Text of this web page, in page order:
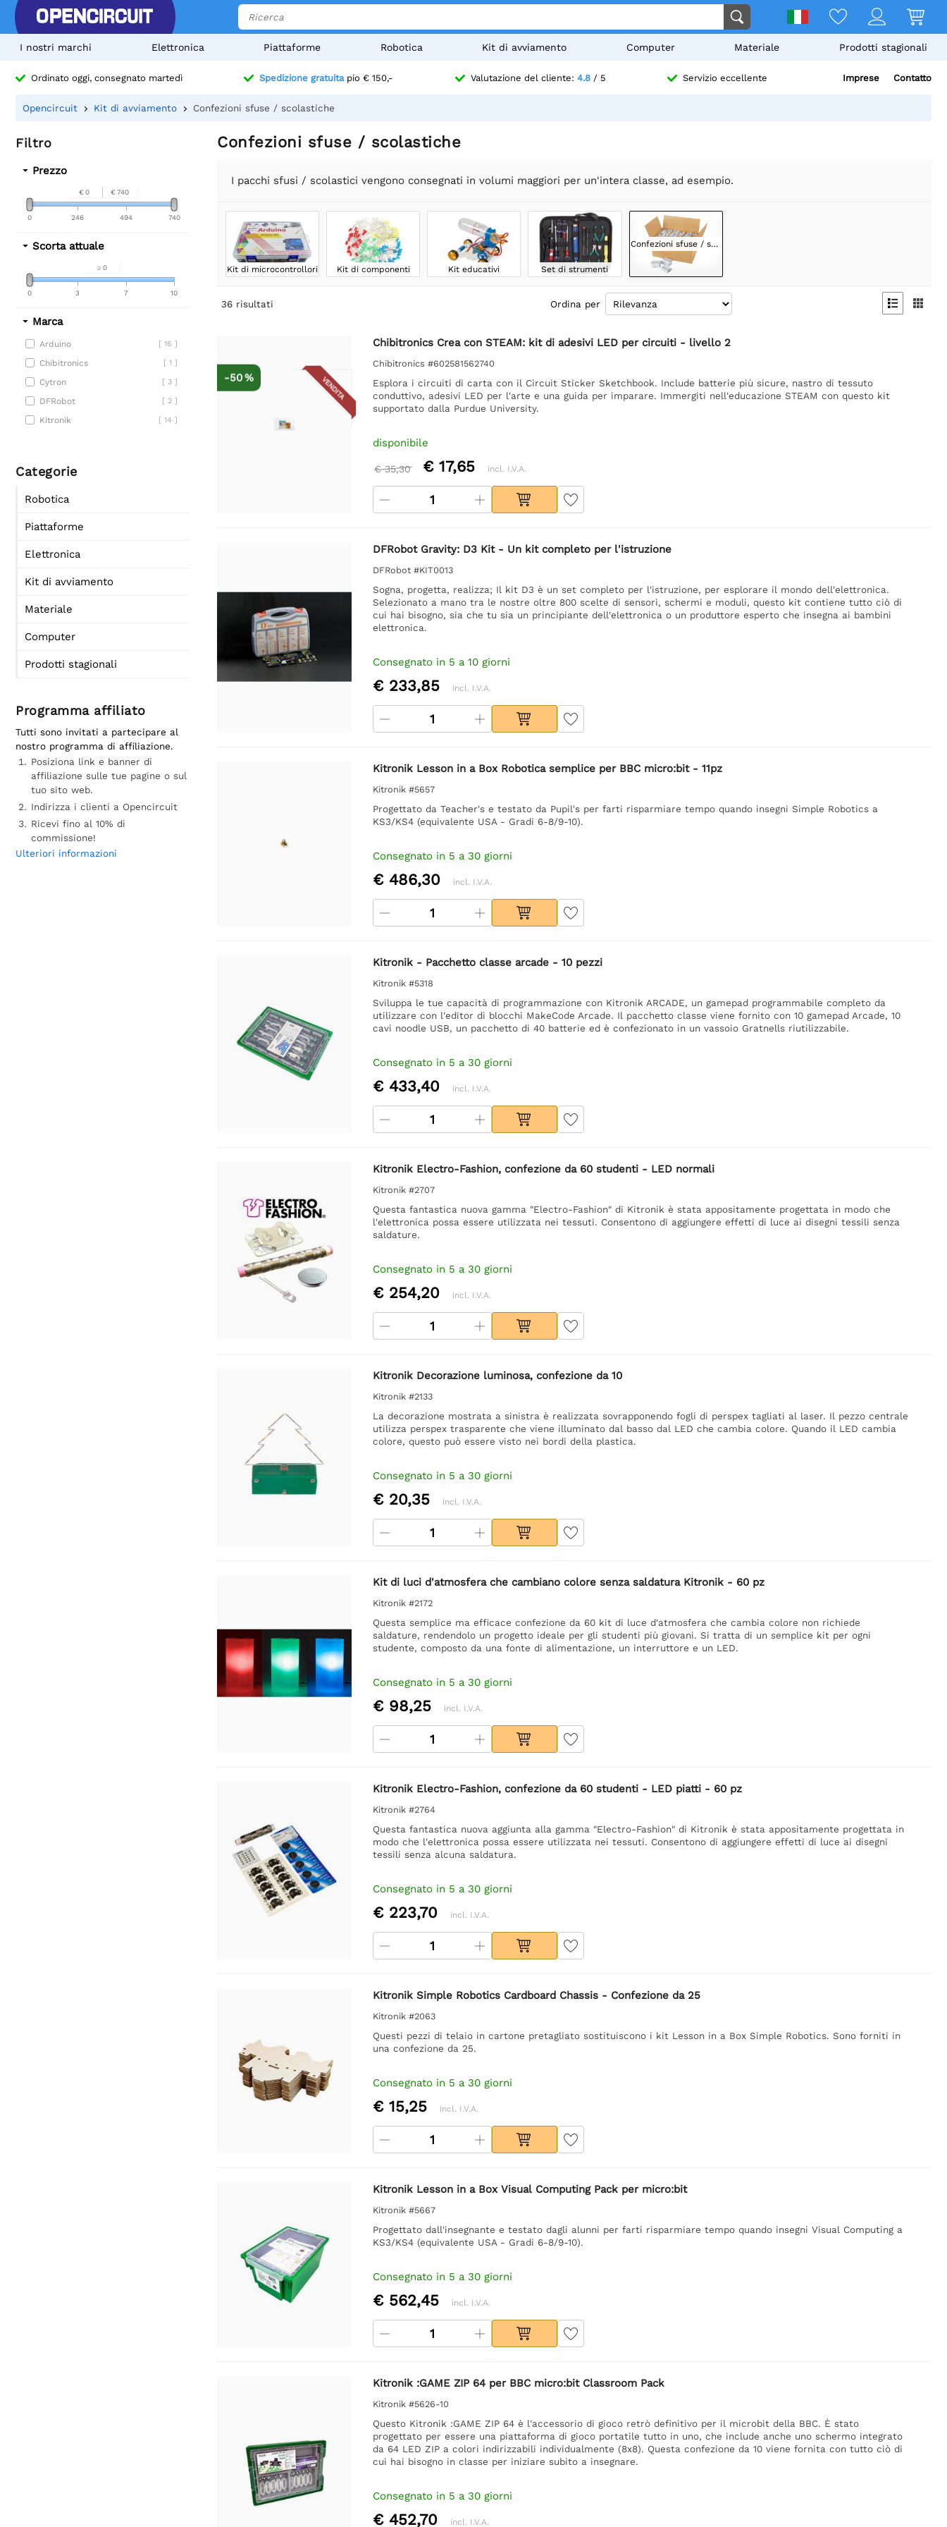
I nostri marchi Elettronica Piattaforme Robotica Kit di avviamento Computer Materiale Prodotti stagionali
Ordinato oggi, consegnato martedì Spedizione gratuitapio € 150,- Valutazione del cliente: 4.8/ 5 Servizio eccellente Imprese Contatto
Opencircuit Kit di avviamento Confezioni sfuse / scolastiche
Filtro
Prezzo
€ 0 € 740
0 740
246 494
Scorta attuale
≥ 0
0 10
3 7
Marca
Arduino [ 16 ]
Chibitronics [ 1 ]
Cytron [ 3 ]
DFRobot [ 2 ]
Kitronik [ 14 ]
Categorie
Robotica
Piattaforme
Elettronica
Kit di avviamento
Materiale
Computer
Prodotti stagionali
Programma affiliato
Tutti sono invitati a partecipare al
nostro programma di affiliazione.
Posiziona link e banner di
affiliazione sulle tue pagine o sul
tuo sito web.
Indirizza i clienti a Opencircuit
Ricevi fino al 10% di
commissione!
Ulteriori informazioni
Confezioni sfuse / scolastiche
I pacchi sfusi / scolastici vengono consegnati in volumi maggiori per un'intera classe, ad esempio.
Kit di microcontrollori Kit di componenti Kit educativi Set di strumenti
Confezioni sfuse / scolastiche
36 risultati Ordina per  
VENDITA
-50 %
Chibitronics Crea con STEAM: kit di adesivi LED per circuiti - livello 2
Chibitronics #602581562740
Esplora i circuiti di carta con il Circuit Sticker Sketchbook. Include batterie più sicure, nastro di tessuto
conduttivo, adesivi LED per l'arte e una guida per imparare. Immergiti nell'educazione STEAM con questo kit
supportato dalla Purdue University.
disponibile
€ 35,30 € 17,65 incl. I.V.A.
DFRobot Gravity: D3 Kit - Un kit completo per l'istruzione
DFRobot #KIT0013
Sogna, progetta, realizza; Il kit D3 è un set completo per l'istruzione, per esplorare il mondo dell'elettronica.
Selezionato a mano tra le nostre oltre 800 scelte di sensori, schermi e moduli, questo kit contiene tutto ciò di
cui hai bisogno, sia che tu sia un principiante dell'elettronica o un produttore esperto che insegna ai bambini
elettronica.
Consegnato in 5 a 10 giorni
€ 233,85 incl. I.V.A.
Kitronik Lesson in a Box Robotica semplice per BBC micro:bit - 11pz
Kitronik #5657
Progettato da Teacher's e testato da Pupil's per farti risparmiare tempo quando insegni Simple Robotics a
KS3/KS4 (equivalente USA - Gradi 6-8/9-10).
Consegnato in 5 a 30 giorni
€ 486,30 incl. I.V.A.
Kitronik - Pacchetto classe arcade - 10 pezzi
Kitronik #5318
Sviluppa le tue capacità di programmazione con Kitronik ARCADE, un gamepad programmabile completo da
utilizzare con l'editor di blocchi MakeCode Arcade. Il pacchetto classe viene fornito con 10 gamepad Arcade, 10
cavi noodle USB, un pacchetto di 40 batterie ed è confezionato in un vassoio Gratnells riutilizzabile.
Consegnato in 5 a 30 giorni
€ 433,40 incl. I.V.A.
Kitronik Electro-Fashion, confezione da 60 studenti - LED normali
Kitronik #2707
Questa fantastica nuova gamma "Electro-Fashion" di Kitronik è stata appositamente progettata in modo che
l'elettronica possa essere utilizzata nei tessuti. Consentono di aggiungere effetti di luce ai disegni tessili senza
saldature.
Consegnato in 5 a 30 giorni
€ 254,20 incl. I.V.A.
Kitronik Decorazione luminosa, confezione da 10
Kitronik #2133
La decorazione mostrata a sinistra è realizzata sovrapponendo fogli di perspex tagliati al laser. Il pezzo centrale
utilizza perspex trasparente che viene illuminato dal basso dal LED che cambia colore. Quando il LED cambia
colore, questo può essere visto nei bordi della plastica.
Consegnato in 5 a 30 giorni
€ 20,35 incl. I.V.A.
Kit di luci d'atmosfera che cambiano colore senza saldatura Kitronik - 60 pz
Kitronik #2172
Questa semplice ma efficace confezione da 60 kit di luce d'atmosfera che cambia colore non richiede
saldature, rendendolo un progetto ideale per gli studenti più giovani. Si tratta di un semplice kit per ogni
studente, composto da una fonte di alimentazione, un interruttore e un LED.
Consegnato in 5 a 30 giorni
€ 98,25 incl. I.V.A.
Kitronik Electro-Fashion, confezione da 60 studenti - LED piatti - 60 pz
Kitronik #2764
Questa fantastica nuova aggiunta alla gamma "Electro-Fashion" di Kitronik è stata appositamente progettata in
modo che l'elettronica possa essere utilizzata nei tessuti. Consentono di aggiungere effetti di luce ai disegni
tessili senza alcuna saldatura.
Consegnato in 5 a 30 giorni
€ 223,70 incl. I.V.A.
Kitronik Simple Robotics Cardboard Chassis - Confezione da 25
Kitronik #2063
Questi pezzi di telaio in cartone pretagliato sostituiscono i kit Lesson in a Box Simple Robotics. Sono forniti in
una confezione da 25.
Consegnato in 5 a 30 giorni
€ 15,25 incl. I.V.A.
Kitronik Lesson in a Box Visual Computing Pack per micro:bit
Kitronik #5667
Progettato dall'insegnante e testato dagli alunni per farti risparmiare tempo quando insegni Visual Computing a
KS3/KS4 (equivalente USA - Gradi 6-8/9-10).
Consegnato in 5 a 30 giorni
€ 562,45 incl. I.V.A.
Kitronik :GAME ZIP 64 per BBC micro:bit Classroom Pack
Kitronik #5626-10
Questo Kitronik :GAME ZIP 64 è l'accessorio di gioco retrò definitivo per il microbit della BBC. È stato
progettato per essere una piattaforma di gioco portatile tutto in uno, che include anche uno schermo integrato
da 64 LED ZIP a colori indirizzabili individualmente (8x8). Questa confezione da 10 viene fornita con tutto ciò di
cui hai bisogno in classe per iniziare subito a insegnare.
Consegnato in 5 a 30 giorni
€ 452,70 incl. I.V.A.